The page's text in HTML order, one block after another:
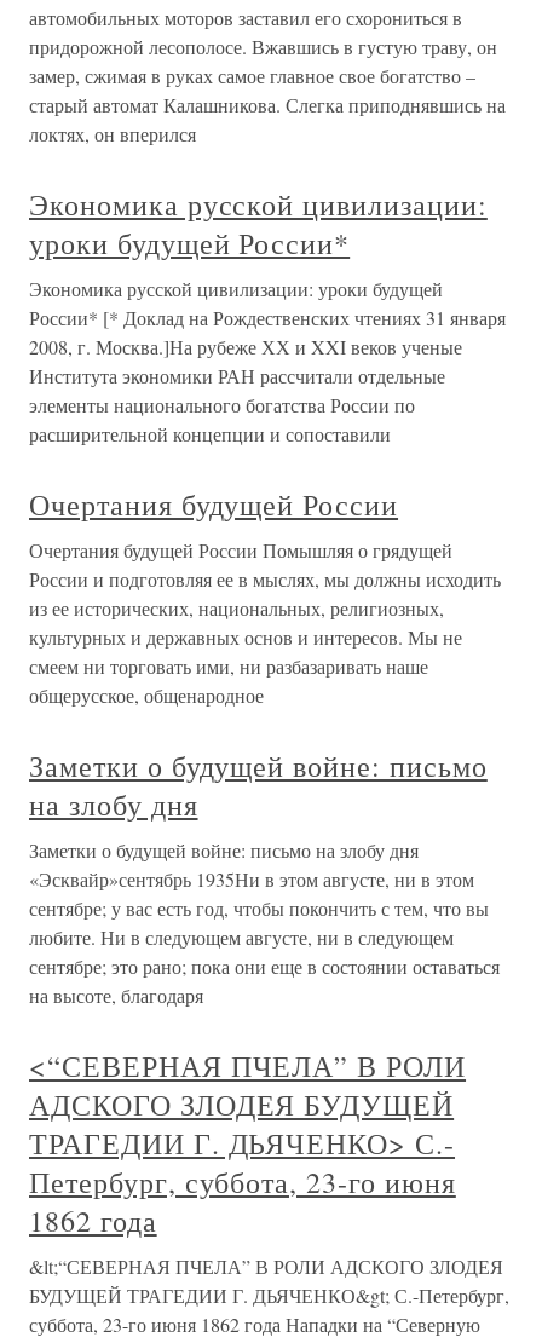
автомобильных моторов заставил его схорониться в
придорожной лесополосе. Вжавшись в густую траву, он
замер, сжимая в руках самое главное свое богатство –
старый автомат Калашникова. Слегка приподнявшись на
локтях, он вперился
Экономика русской цивилизации:
уроки будущей России*
Экономика русской цивилизации: уроки будущей
России* [* Доклад на Рождественских чтениях 31 января
2008, г. Москва.]На рубеже ХХ и XXI веков ученые
Института экономики РАН рассчитали отдельные
элементы национального богатства России по
расширительной концепции и сопоставили
Очертания будущей России
Очертания будущей России Помышляя о грядущей
России и подготовляя ее в мыслях, мы должны исходить
из ее исторических, национальных, религиозных,
культурных и державных основ и интересов. Мы не
смеем ни торговать ими, ни разбазаривать наше
общерусское, общенародное
Заметки о будущей войне: письмо
на злобу дня
Заметки о будущей войне: письмо на злобу дня
«Эсквайр»сентябрь 1935Ни в этом августе, ни в этом
сентябре; у вас есть год, чтобы покончить с тем, что вы
любите. Ни в следующем августе, ни в следующем
сентябре; это рано; пока они еще в состоянии оставаться
на высоте, благодаря
<“СЕВЕРНАЯ ПЧЕЛА” В РОЛИ
АДСКОГО ЗЛОДЕЯ БУДУЩЕЙ
ТРАГЕДИИ Г. ДЬЯЧЕНКО> С.-
Петербург, суббота, 23-го июня
1862 года
&lt;“СЕВЕРНАЯ ПЧЕЛА” В РОЛИ АДСКОГО ЗЛОДЕЯ
БУДУЩЕЙ ТРАГЕДИИ Г. ДЬЯЧЕНКО&gt; С.-Петербург,
суббота, 23-го июня 1862 года Нападки на “Северную